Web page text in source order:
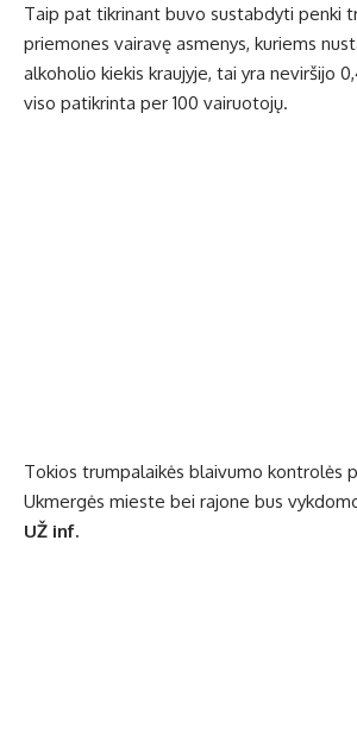
Taip pat tikrinant buvo sustabdyti penki
priemones vairavę asmenys, kuriems
alkoholio kiekis kraujyje, tai yra neviršijo
viso patikrinta per 100 vairuotojų.
Tokios trumpalaikės blaivumo kontrolės
Ukmergės mieste bei rajone bus
UŽ inf.